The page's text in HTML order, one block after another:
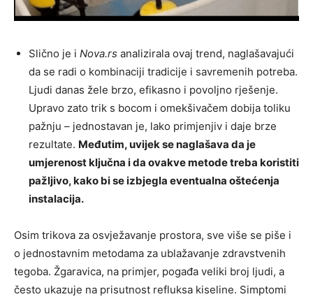
Slično je i Nova.rs analizirala ovaj trend, naglašavajući
da se radi o kombinaciji tradicije i savremenih potreba.
Ljudi danas žele brzo, efikasno i povoljno rješenje.
Upravo zato trik s bocom i omekšivačem dobija toliku
pažnju – jednostavan je, lako primjenjiv i daje brze
rezultate. Međutim, uvijek se naglašava da je
umjerenost ključna i da ovakve metode treba koristiti
pažljivo, kako bi se izbjegla eventualna oštećenja
instalacija.
Osim trikova za osvježavanje prostora, sve više se piše i
o jednostavnim metodama za ublažavanje zdravstvenih
tegoba. Žgaravica, na primjer, pogađa veliki broj ljudi, a
često ukazuje na prisutnost refluksa kiseline. Simptomi